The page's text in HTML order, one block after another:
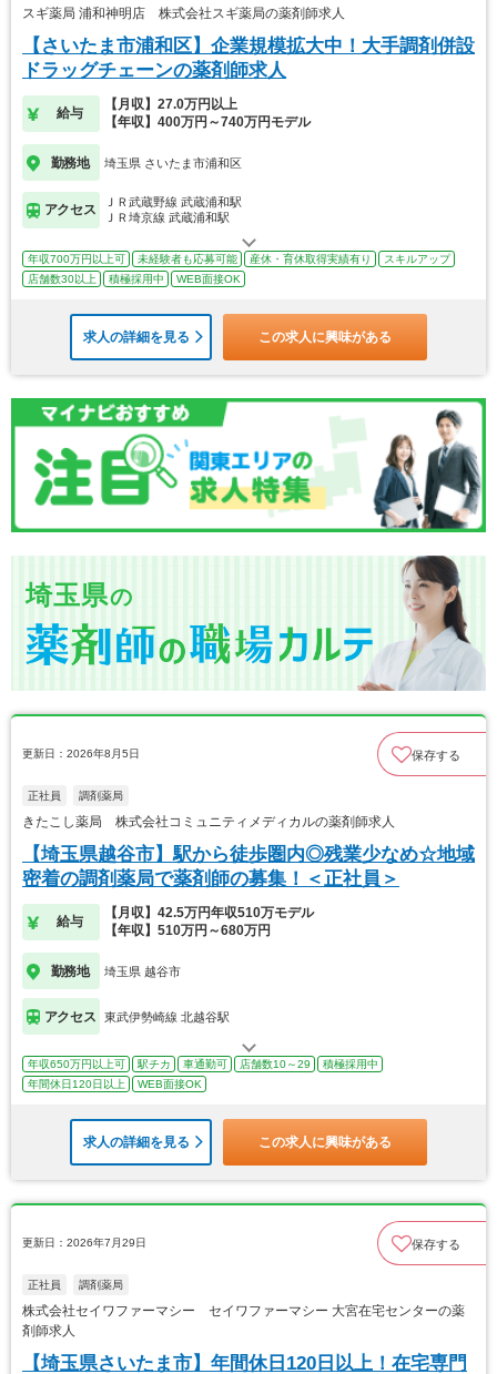
スギ薬局 浦和神明店 株式会社スギ薬局の薬剤師求人
【さいたま市浦和区】企業規模拡大中！大手調剤併設
ドラッグチェーンの薬剤師求人
給与
【月収】27.0万円以上
【年収】400万円～740万円モデル
勤務地 埼玉県 さいたま市浦和区
アクセス
ＪＲ武蔵野線 武蔵浦和駅
ＪＲ埼京線 武蔵浦和駅
年収700万円以上可 未経験者も応募可能 産休・育休取得実績有り
スキルアップ
店舗数30以上
積極採用中 WEB面接OK
求人の詳細を見る この求人に興味がある
埼玉県の
更新日：2026年8月5日 保存する
正社員 調剤薬局
きたこし薬局 株式会社コミュニティメディカルの薬剤師求人
【埼玉県越谷市】駅から徒歩圏内◎残業少なめ☆地域
密着の調剤薬局で薬剤師の募集！＜正社員＞
給与
【月収】42.5万円年収510万モデル
【年収】510万円～680万円
勤務地 埼玉県 越谷市
アクセス 東武伊勢崎線 北越谷駅
年収650万円以上可 駅チカ 車通勤可 店舗数10～29
積極採用中
年間休日120日以上
WEB面接OK
求人の詳細を見る この求人に興味がある
更新日：2026年7月29日 保存する
正社員 調剤薬局
株式会社セイワファーマシー セイワファーマシー 大宮在宅センターの薬
剤師求人
【埼玉県さいたま市】年間休日120日以上！在宅専門